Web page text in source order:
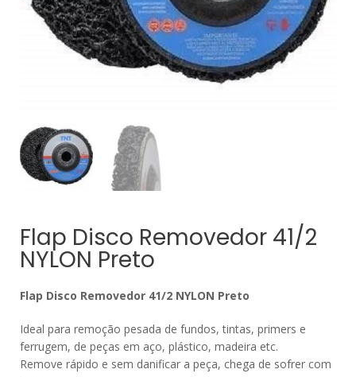
Flap Disco Removedor 41/2
NYLON Preto
Flap Disco Removedor 41/2 NYLON Preto
Ideal para remoção pesada de fundos, tintas, primers e
ferrugem, de peças em aço, plástico, madeira etc.
Remove rápido e sem danificar a peça, chega de sofrer com